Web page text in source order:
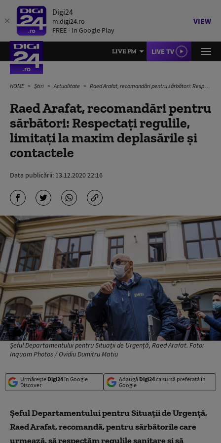
Digi24
m.digi24.ro
FREE - In Google Play
VIEW
LIVE FM LIVE TV
HOME Știri Actualitate Raed Arafat, recomandări pentru sărbători: Respectați regulile, limitați la maxim deplasările și contactele
Raed Arafat, recomandări pentru
sărbători: Respectați regulile,
limitați la maxim deplasările și
contactele
Data publicării: 13.12.2020 22:16
Șeful Departamentului pentru Situații de Urgență, Raed Arafat. Foto:
Inquam Photos / Ovidiu Dumitru Matiu
Urmărește Digi24în Google
Discover
Adaugă Digi24ca sursă preferată în
Google
Şeful Departamentului pentru Situaţii de Urgenţă,
Raed Arafat, recomandă, pentru sărbătorile care
urmează, să respectăm regulile sanitare şi să